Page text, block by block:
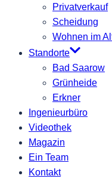
Privatverkauf
Scheidung
Wohnen im
Standorte
Bad Saarow
Grünheide
Erkner
Ingenieurbüro
Videothek
Magazin
Ein Team
Kontakt